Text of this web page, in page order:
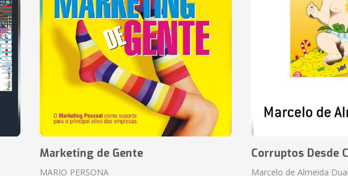
Marketing de Gente
MARIO PERSONA
Corruptos Desde
Marcelo de Almeida